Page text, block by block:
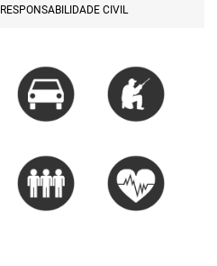
RESPONSABILIDADE CIVIL